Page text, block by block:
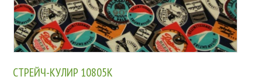
СТРЕЙЧ-КУЛИР 10805К